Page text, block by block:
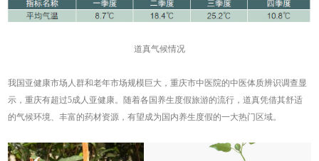
道真气候情况
我国亚健康市场人群和老年市场规模巨大，重庆市中医院的中医体质辨识调查显
示，重庆有超过5成人亚健康。随着各国养生度假旅游的流行，道真凭借其舒适
的气候环境、丰富的药材资源，有望成为国内养生度假的一大热门区域。